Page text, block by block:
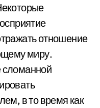
отношение
миру.
сломанной
в то время как